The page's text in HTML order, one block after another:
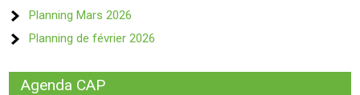
Planning Mars 2026
Planning de février 2026
Agenda CAP